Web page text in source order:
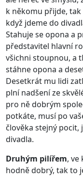
k někomu přijde,
když jdeme do
Stahuje se opona a
představitel hlavní
všichni stoupnou, a
stáhne opona a
Desetkrát mu lidi
plní nadšení ze
pro ně dobrým
potkáte, musí po
člověka stejný pocit,
divadla.
Druhým pilířem, ve
hodně dobrý, tak to